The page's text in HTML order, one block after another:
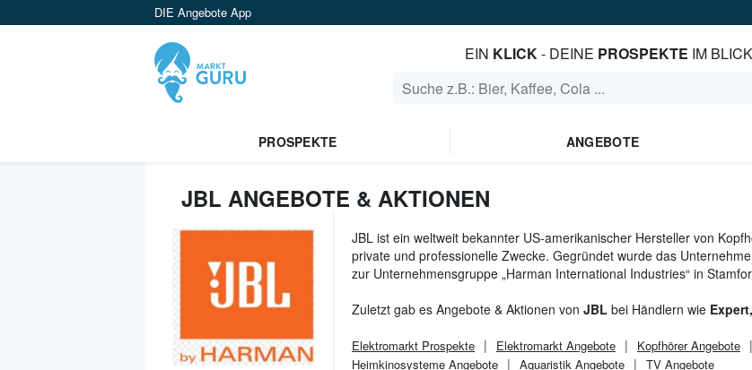
DIE Angebote App
EIN KLICK- DEINE PROSPEKTE IM BLICK
PROSPEKTE ANGEBOTE
JBL ANGEBOTE & AKTIONEN
JBL ist ein weltweit bekannter US-amerikanischer Hersteller von
private und professionelle Zwecke. Gegründet wurde das
zur Unternehmensgruppe „Harman International Industries“ in
Zuletzt gab es Angebote & Aktionen von JBL bei Händlern wie
Elektromarkt Prospekte Elektromarkt Angebote Kopfhörer Angebote
Heimkinosysteme Angebote
Aquaristik Angebote TV Angebote